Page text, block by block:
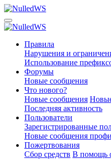
Правила
Нарушения и
Использование
Форумы
Новые сообщения
Что нового?
Новые сообщения
Последняя активность
Пользователи
Зарегистрированные
Новые сообщения
Пожертвования
Сбор средств В помощь